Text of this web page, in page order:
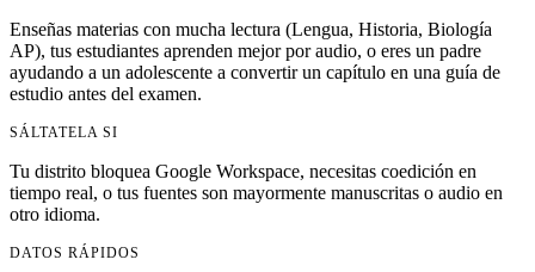
Enseñas materias con mucha lectura (Lengua, Historia, Biología
AP), tus estudiantes aprenden mejor por audio, o eres un padre
ayudando a un adolescente a convertir un capítulo en una guía de
estudio antes del examen.
SÁLTATELA SI
Tu distrito bloquea Google Workspace, necesitas coedición en
tiempo real, o tus fuentes son mayormente manuscritas o audio en
otro idioma.
DATOS RÁPIDOS